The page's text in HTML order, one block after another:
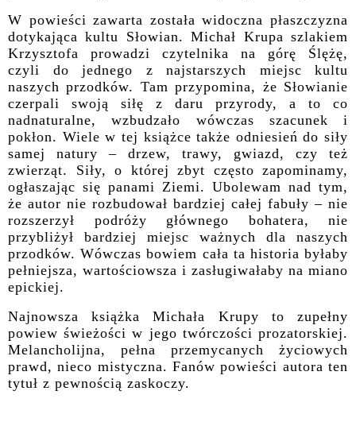
W powieści zawarta została widoczna płaszczyzna
dotykająca kultu Słowian. Michał Krupa szlakiem
Krzysztofa prowadzi czytelnika na górę Ślężę,
czyli do jednego z najstarszych miejsc kultu
naszych przodków. Tam przypomina, że Słowianie
czerpali swoją siłę z daru przyrody, a to co
nadnaturalne, wzbudzało wówczas szacunek i
pokłon. Wiele w tej książce także odniesień do siły
samej natury – drzew, trawy, gwiazd, czy też
zwierząt. Siły, o której zbyt często zapominamy,
ogłaszając się panami Ziemi. Ubolewam nad tym,
że autor nie rozbudował bardziej całej fabuły – nie
rozszerzył podróży głównego bohatera, nie
przybliżył bardziej miejsc ważnych dla naszych
przodków. Wówczas bowiem cała ta historia byłaby
pełniejsza, wartościowsza i zasługiwałaby na miano
epickiej.
Najnowsza książka Michała Krupy to zupełny
powiew świeżości w jego twórczości prozatorskiej.
Melancholijna, pełna przemycanych życiowych
prawd, nieco mistyczna. Fanów powieści autora ten
tytuł z pewnością zaskoczy.